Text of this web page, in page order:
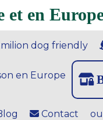
et en
dog friendly
en Europe
Contact